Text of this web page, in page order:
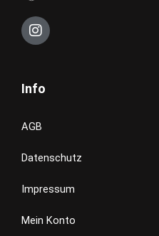
I
n
a
g
a
Info
AGB
Datenschutz
Impressum
Mein Konto